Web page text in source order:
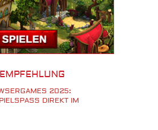
2025:
DIREKT IM B